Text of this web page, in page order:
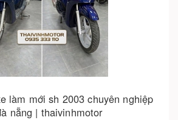
honda click 2008 dọn mới giá tốt
tại đà nẵng
Hết hàng